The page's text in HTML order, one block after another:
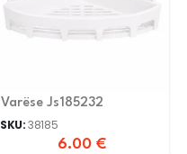
Varëse Js185232
SKU:38185
6.00 €